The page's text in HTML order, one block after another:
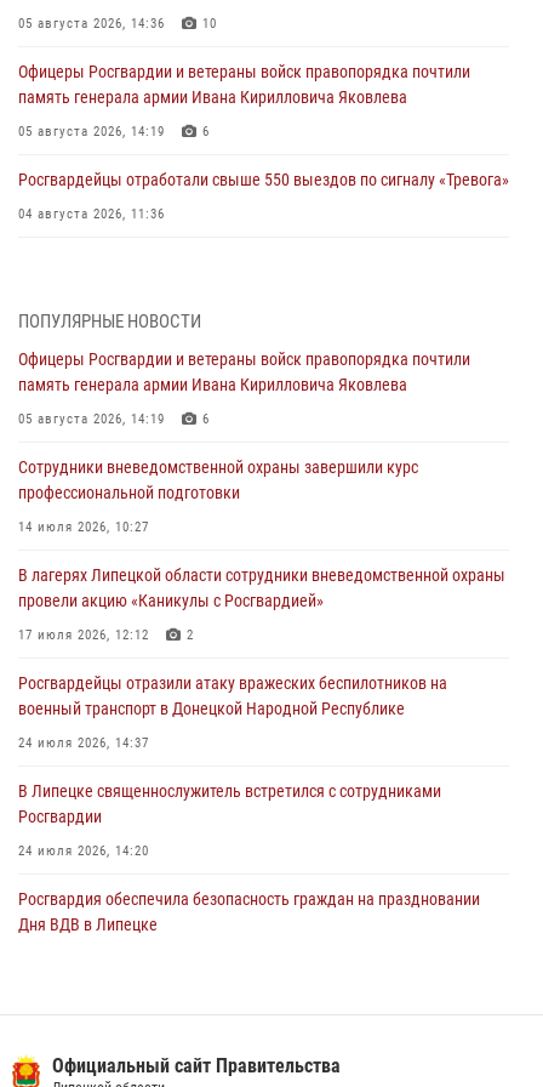
05 августа 2026, 14:36 10
Офицеры Росгвардии и ветераны войск правопорядка почтили
память генерала армии Ивана Кирилловича Яковлева
05 августа 2026, 14:19 6
Росгвардейцы отработали свыше 550 выездов по сигналу «Тревога»
04 августа 2026, 11:36
04 августа 2026, 09:05
Росгвардия обеспечила безопасность граждан на праздновании
Дня ВДВ в Липецке
03 августа 2026, 13:43
Росгвардейцы обеспечили безопасность граждан в День Лев-
Толстовского района
03 августа 2026, 13:41
Росгвардия противодействует БПЛА ВСУ на южном направлении
(видео)
03 августа 2026, 13:39
ПОПУЛЯРНЫЕ НОВОСТИ
Офицеры Росгвардии и ветераны войск правопорядка почтили
память генерала армии Ивана Кирилловича Яковлева
05 августа 2026, 14:19 6
Сотрудники вневедомственной охраны завершили курс
профессиональной подготовки
14 июля 2026, 10:27
В лагерях Липецкой области сотрудники вневедомственной охраны
провели акцию «Каникулы с Росгвардией»
17 июля 2026, 12:12 2
Росгвардейцы отразили атаку вражеских беспилотников на
военный транспорт в Донецкой Народной Республике
24 июля 2026, 14:37
В Липецке священнослужитель встретился с сотрудниками
Росгвардии
24 июля 2026, 14:20
Росгвардия обеспечила безопасность граждан на праздновании
Дня ВДВ в Липецке
28 июля 2026, 14:38 4
Официальный сайт Правительства